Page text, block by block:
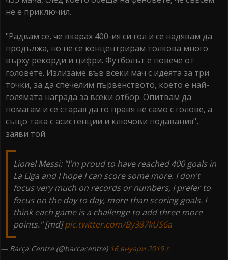
не е приключил.
"Радвам се, че вкарах 400-ия си гол и се надявам да
продължа, но не се концентрирам толкова много
върху рекорди и цифри. Футболът е повече от
головете. Излизаме във всеки мач с идеята за три
точки, за да спечелим първенството, което е най-
голямата награда за всеки отбор. Опитвам да
помагам и се старая да го правя не само с голове, а
също така с асистенции и ключови подавания",
заяви той.
Lionel Messi: "I'm proud to have reached 400 goals in
La Liga and I hope I can score some more. I don't
focus very much on records or numbers, I prefer to
focus on the day to day, more than scoring goals. I
think each game is a challenge to add three more
points." [md]pic.twitter.com/By387kUS6a
— Barça Centre (@barcacentre) 16 януари 2019 г.